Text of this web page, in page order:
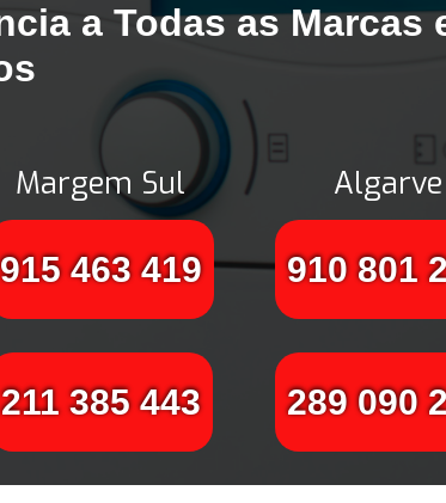
a Todas as Marcas
Margem Sul
915 463 419
211 385 443
Algarve
910 801
289 090